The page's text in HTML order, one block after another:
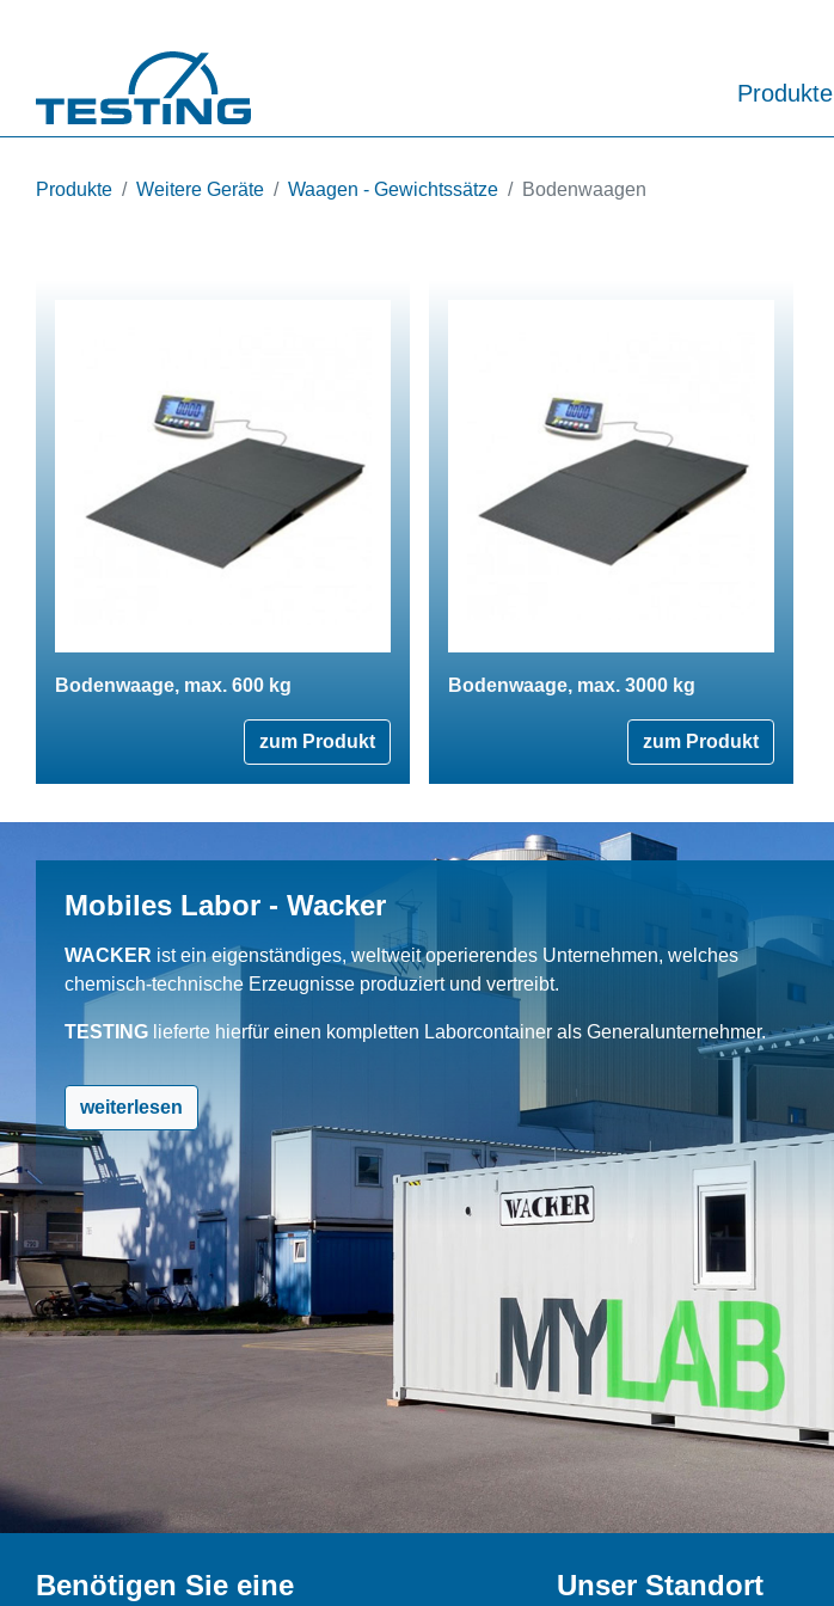
Produkte
Produkte Weitere Geräte Waagen - Gewichtssätze Bodenwaagen
Bodenwaage, max. 600 kg
zum Produkt
Bodenwaage, max. 3000 kg
zum Produkt
Mobiles Labor - Wacker
WACKER ist ein eigenständiges, weltweit operierendes Unternehmen, welches
chemisch-technische Erzeugnisse produziert und vertreibt.
TESTING lieferte hierfür einen kompletten Laborcontainer als Generalunternehmer.
weiterlesen
Benötigen Sie eine
Unser Standort